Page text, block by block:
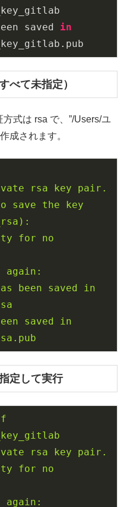
saved in
べて未指定）
式は rsa で、”/Users/ユ
成されます。
rsa key pair.
save the key
for no
again:
been saved in
saved in
定して実行
f
rsa key pair.
for no
again: